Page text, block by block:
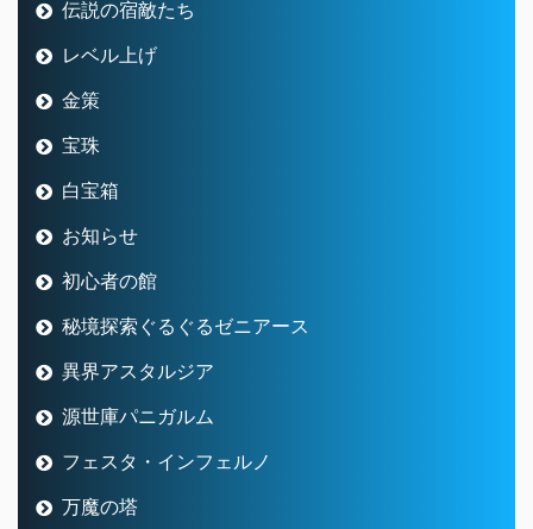
伝説の宿敵たち
レベル上げ
金策
宝珠
白宝箱
お知らせ
初心者の館
秘境探索ぐるぐるゼニアース
異界アスタルジア
源世庫パニガルム
フェスタ・インフェルノ
万魔の塔